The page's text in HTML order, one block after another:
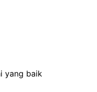
yang baik